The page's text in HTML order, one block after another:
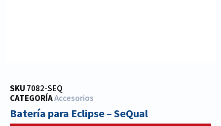
SKU 7082-SEQ
CATEGORÍAAccesorios
Batería para Eclipse – SeQual